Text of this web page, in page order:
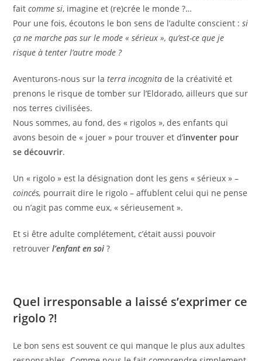
faitcomme si, imagine et (re)crée le monde ?…
Pour une fois, écoutons le bon sens de l’adulte conscient :si
ça ne marche pas sur le mode « sérieux », qu’est-ce que je
risque à tenter l’autre mode ?
Aventurons-nous sur laterra incognita de la créativité et
prenons le risque de tomber sur l’Eldorado, ailleurs que sur
nos terres civilisées.
Nous sommes, au fond, des « rigolos », des enfants qui
avons besoin de « jouer » pour trouver et d’inventer pour
se découvrir.
Un « rigolo » est la désignation dont les gens « sérieux » –
coincés, pourrait dire le rigolo – affublent celui qui ne pense
ou n’agit pas comme eux, « sérieusement ».
Et si être adulte complétement, c’était aussi pouvoir
retrouverl’enfant en soi ?
Quel irresponsable a laissé s’exprimer ce
rigolo ?!
Le bon sens est souvent ce qui manque le plus aux adultes